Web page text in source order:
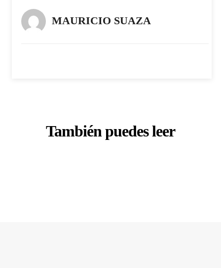
MAURICIO SUAZA
También puedes leer